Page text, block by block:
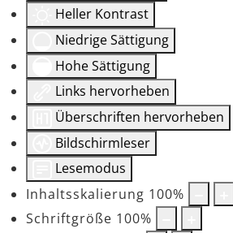
Heller Kontrast
Niedrige Sättigung
Hohe Sättigung
Links hervorheben
Überschriften hervorheben
Bildschirmleser
Lesemodus
Inhaltsskalierung 100%
Schriftgröße 100%